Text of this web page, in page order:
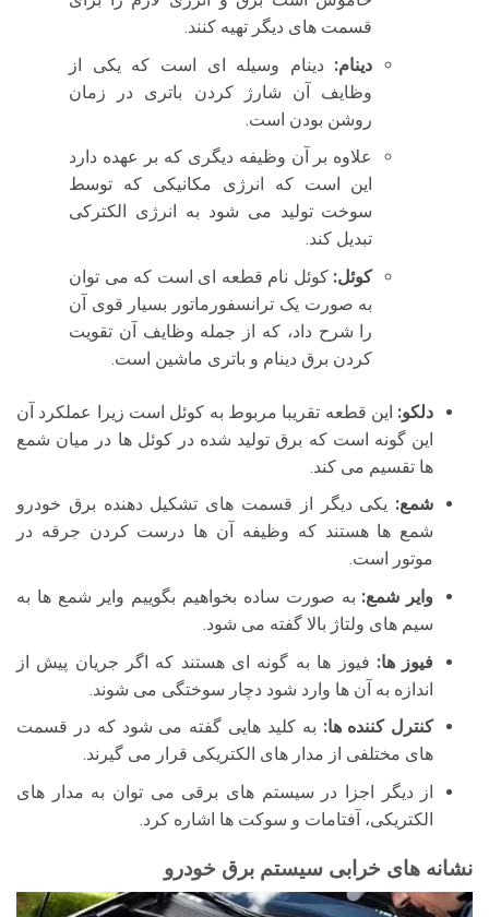
قسمت های دیگر تهیه کنند.
دینام: دینام وسیله ای است که یکی از
وظایف آن شارژ کردن باتری در زمان
روشن بودن است.
علاوه بر آن وظیفه دیگری که بر عهده دارد
این است که انرژی مکانیکی که توسط
سوخت تولید می شود به انرژی الکترکی
تبدیل کند.
کوئل:کوئل نام قطعه ای است که می توان
به صورت یک ترانسفورماتور بسیار قوی آن
را شرح داد، که از جمله وظایف آن تقویت
کردن برق دینام و باتری ماشین است.
دلکو: این قطعه تقریبا مربوط به کوئل است زیرا عملکرد آن
این گونه است که برق تولید شده در کوئل ها در میان شمع
ها تقسیم می کند.
شمع: یکی دیگر از قسمت های تشکیل دهنده برق خودرو
شمع ها هستند که وظیفه آن ها درست کردن جرقه در
موتور است.
وایر شمع: به صورت ساده بخواهیم بگوییم وایر شمع ها به
سیم های ولتاژ بالا گفته می شود.
فیوز ها: فیوز ها به گونه ای هستند که اگر جریان پیش از
اندازه به آن ها وارد شود دچار سوختگی می شوند.
کنترل کننده ها: به کلید هایی گفته می شود که در قسمت
های مختلفی از مدار های الکتریکی قرار می گیرند.
از دیگر اجزا در سیستم های برقی می توان به مدار های
الکتریکی، آفتامات و سوکت ها اشاره کرد.
نشانه های خرابی سیستم برق خودرو